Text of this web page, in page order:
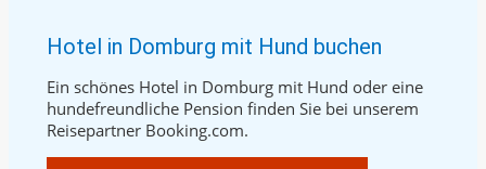
Hotel in Domburg mit Hund buchen
Ein schönes Hotel in Domburg mit Hund oder eine
hundefreundliche Pension finden Sie bei unserem
Reisepartner Booking.com.